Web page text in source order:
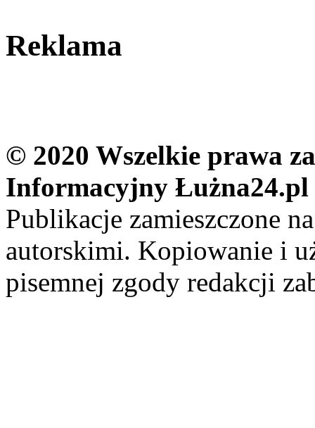
Reklama
© 2020 Wszelkie prawa
Informacyjny Łużna24.pl
Publikacje zamieszczone
autorskimi. Kopiowanie i
pisemnej zgody redakcji